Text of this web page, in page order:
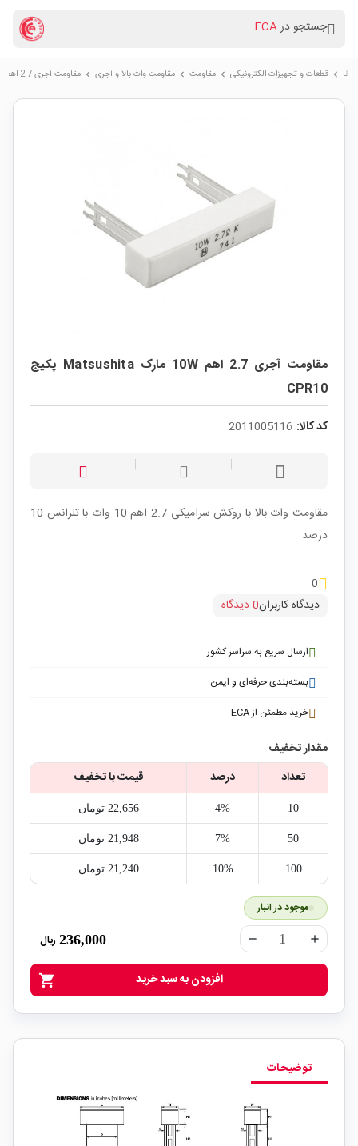
جستجو درECA
chevron_right قطعات و تجهیزات الکترونیکی chevron_right مقاومت chevron_right مقاومت وات بالا و آجری chevron_right مقاومت آجری 2.7 اهم 10W مارک Matsushita پکیج CPR10
مقاومت آجری 2.7 اهم 10W مارک Matsushita پکیج
CPR10
کد کالا: 2011005116
مقاومت وات بالا با روکش سرامیکی 2.7 اهم 10 وات با تلرانس 10
درصد
0
دیدگاه کاربران0 دیدگاه
ارسال سریع به سراسر کشور
بسته‌بندی حرفه‌ای و ایمن
خرید مطمئن از ECA
مقدار تخفیف
تعداد
درصد قیمت با تخفیف
10
4% 22,656‎ تومان
50
7% 21,948‎ تومان
100
10% 21,240‎ تومان
موجود در انبار
remove add
236,000 ریال
shopping_cart افزودن به سبد خرید
توضیحات